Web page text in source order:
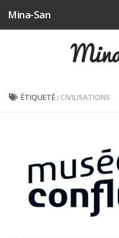
Skip to content
Mina-San
ÉTIQUETÉ :CIVILISATIONS